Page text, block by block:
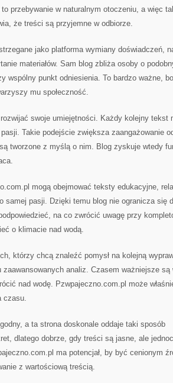
przebywanie w naturalnym otoczeniu, a więc
że treści są przyjemne w odbiorze.
jako platforma wymiany doświadczeń,
materiałów. Sam blog zbliża osoby o
wspólny punkt odniesienia. To bardzo ważne,
mu społeczność.
swoje umiejętności. Każdy kolejny tekst
Takie podejście zwiększa zaangażowanie
tworzone z myślą o nim. Blog zyskuje wtedy
mogą obejmować teksty edukacyjne,
samej pasji. Dzięki temu blog nie ogranicza się
na co zwrócić uwagę przy
o klimacie nad wodą.
którzy chcą znaleźć pomysł na kolejną
analiz. Czasem ważniejsze są
nad wodę. Pzwpajeczno.com.pl może
czasu.
a ta strona doskonale oddaje taki sposób
dlatego dobrze, gdy treści są jasne, ale
ma potencjał, by być cenionym
z wartościową treścią.